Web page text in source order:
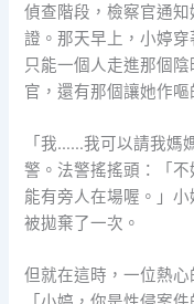
偵查階段，檢察官通
證。那天早上，小婷
只能一個人走進那個
官，還有那個讓她作嘔
「我……我可以請我媽
警。法警搖搖頭：「
能有旁人在場喔。」
被拋棄了一次。
但就在這時，一位熱